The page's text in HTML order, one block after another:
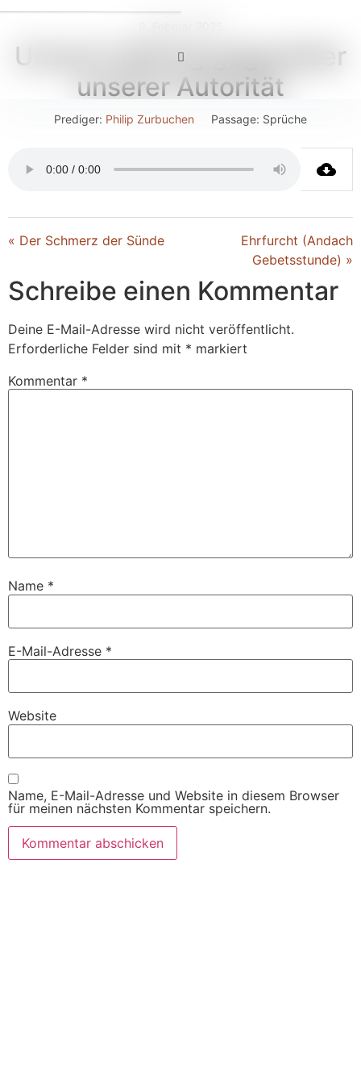
Unsere Haltung gegenüber
unserer Autorität
Prediger: Philip Zurbuchen Passage: Sprüche
« Der Schmerz der Sünde
Ehrfurcht (Andach
Gebetsstunde) »
Schreibe einen Kommentar
Deine E-Mail-Adresse wird nicht veröffentlicht.
Erforderliche Felder sind mit * markiert
Kommentar *
Name *
E-Mail-Adresse *
Website
Name, E-Mail-Adresse und Website in diesem Browser
für meinen nächsten Kommentar speichern.